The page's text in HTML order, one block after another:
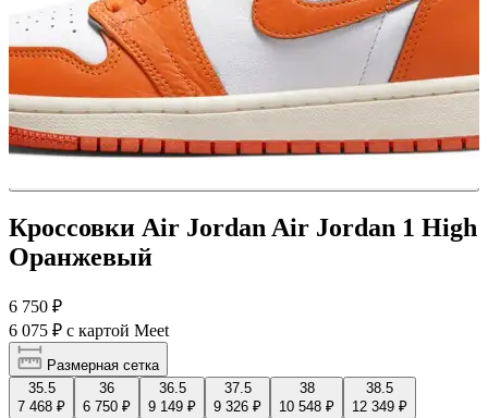
Кроссовки Air Jordan Air Jordan 1 High
Оранжевый
6 750 ₽
6 075 ₽ с картой Meet
Размерная сетка
35.5
7 468 ₽
36
6 750 ₽
36.5
9 149 ₽
37.5
9 326 ₽
38
10 548 ₽
38.5
12 349 ₽